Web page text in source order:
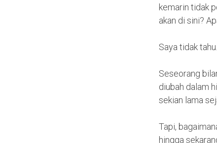
kemarin tidak
akan di sini?
Saya tidak tahu.
Seseorang
diubah dalam
sekian lama
Tapi,
hingga